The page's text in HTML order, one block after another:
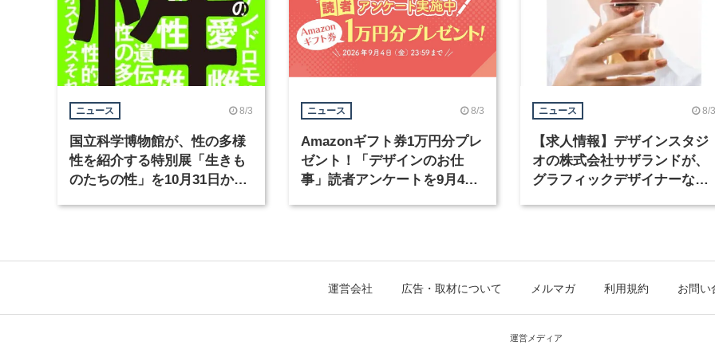
ニュース 8/3
国立科学博物館が、性の多様
性を紹介する特別展「生きも
のたちの性」を10月31日から
ニュース 8/3
Amazonギフト券1万円分プレ
ゼント！「デザインのお仕
事」読者アンケートを9月4日
ニュース 8/3
【求人情報】デザインスタジ
オの株式会社サザランドが、
グラフィックデザイナーなど2
運営会社 広告・取材について メルマガ 利用規約 お問い
運営メディア